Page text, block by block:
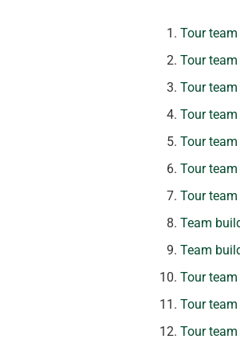
Tour
Tour
Tour
Tour
Tour
Tour
Tour
Team
Team
Tour
Tour
Tour